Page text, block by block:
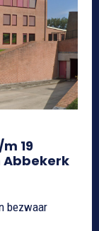
19
bezwaar